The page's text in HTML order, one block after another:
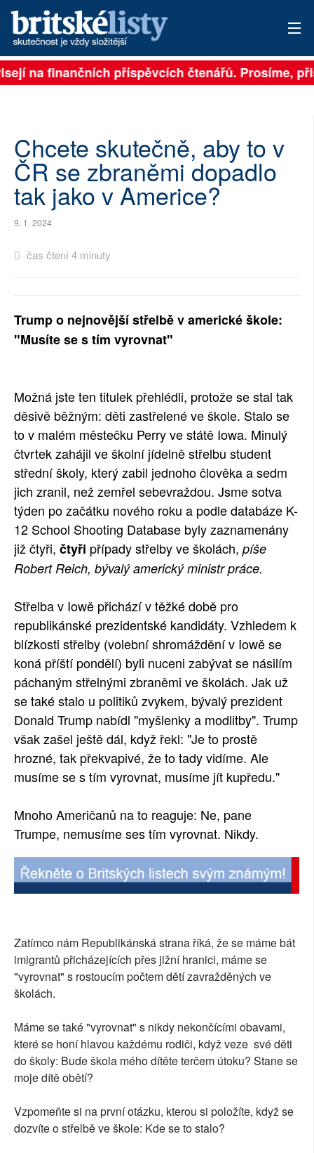
PŘIHLÁSIT
ARCHIV
ROZHOVORY
TÉMATA
SOCIÁLNÍ SÍTĚ
PLNÁ VERZE STRÁNEK
na finančních příspěvcích čtenářů. Prosíme,
Chcete skutečně, aby to v
ČR se zbraněmi dopadlo
tak jako v Americe?
9. 1. 2024
čas čtení 4 minuty
Trump o nejnovější střelbě v americké škole:
"Musíte se s tím vyrovnat"
Možná jste ten titulek přehlédli, protože se stal tak
děsivě běžným: děti zastřelené ve škole. Stalo se
to v malém městečku Perry ve státě Iowa. Minulý
čtvrtek zahájil ve školní jídelně střelbu student
střední školy, který zabil jednoho člověka a sedm
jich zranil, než zemřel sebevraždou. Jsme sotva
týden po začátku nového roku a podle databáze K-
12 School Shooting Database byly zaznamenány
již čtyři, čtyři případy střelby ve školách, píše
Robert Reich, bývalý americký ministr práce.
Střelba v Iowě přichází v těžké době pro
republikánské prezidentské kandidáty. Vzhledem k
blízkosti střelby (volební shromáždění v Iowě se
koná příští pondělí) byli nuceni zabývat se násilím
páchaným střelnými zbraněmi ve školách. Jak už
se také stalo u politiků zvykem, bývalý prezident
Donald Trump nabídl "myšlenky a modlitby". Trump
však zašel ještě dál, když řekl: "Je to prostě
hrozné, tak překvapivé, že to tady vidíme. Ale
musíme se s tím vyrovnat, musíme jít kupředu."
Mnoho Američanů na to reaguje: Ne, pane
Trumpe, nemusíme ses tím vyrovnat. Nikdy.
Zatímco nám Republikánská strana říká, že se máme bát
imigrantů přicházejících přes jižní hranici, máme se
"vyrovnat" s rostoucím počtem dětí zavražděných ve
školách.
Máme se také "vyrovnat" s nikdy nekončícími obavami,
které se honí hlavou každému rodiči, když veze své děti
do školy: Bude škola mého dítěte terčem útoku? Stane se
moje dítě obětí?
Vzpomeňte si na první otázku, kterou si položíte, když se
dozvíte o střelbě ve škole: Kde se to stalo?